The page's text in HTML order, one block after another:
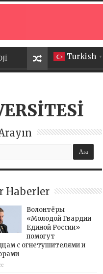
Turkish ▼
Haberler
Волонтёры
«Молодой Гвардии
Единой России»
помогут
с огнетушителями и